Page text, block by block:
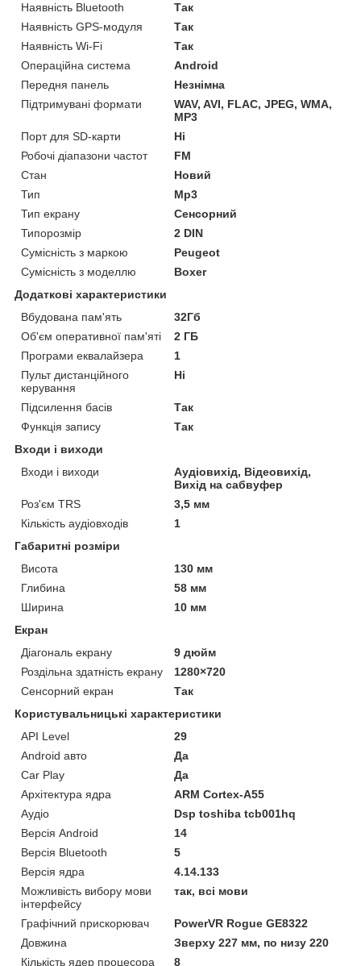
Наявність Bluetooth
Так
Наявність GPS-модуля
Так
Наявність Wi-Fi
Так
Операційна система
Android
Передня панель
Незнімна
Підтримувані формати
WAV, AVI, FLAC, JPEG, WMA,
MP3
Порт для SD-карти
Ні
Робочі діапазони частот
FM
Стан
Новий
Тип
Mp3
Тип екрану
Сенсорний
Типорозмір
2 DIN
Сумісність з маркою
Peugeot
Сумісність з моделлю
Boxer
Додаткові характеристики
Вбудована пам'ять
32Гб
Об'єм оперативної пам'яті
2 ГБ
Програми еквалайзера
1
Пульт дистанційного
керування
Ні
Підсилення басів
Так
Функція запису
Так
Входи і виходи
Входи і виходи
Аудіовихід, Відеовихід,
Вихід на сабвуфер
Роз'єм TRS
3,5 мм
Кількість аудіовходів
1
Габаритні розміри
Висота
130 мм
Глибина
58 мм
Ширина
10 мм
Екран
Діагональ екрану
9 дюйм
Роздільна здатність екрану
1280×720
Сенсорний екран
Так
Користувальницькі характеристики
API Level
29
Android авто
Да
Car Play
Да
Архітектура ядра
ARM Cortex-A55
Аудіо
Dsp toshiba tcb001hq
Версія Android
14
Версія Bluetooth
5
Версія ядра
4.14.133
Можливість вибору мови
інтерфейсу
так, всі мови
Графічний прискорювач
PowerVR Rogue GE8322
Довжина
Зверху 227 мм, по низу 220
Кількість ядер процесора
8